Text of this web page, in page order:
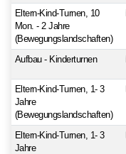
Eltern-Kind-Turnen, 10
Mon. - 2 Jahre
(Bewegungslandschaften)
Aufbau - Kinderturnen
Eltern-Kind-Turnen, 1- 3
Jahre
(Bewegungslandschaften)
Eltern-Kind-Turnen, 1- 3
Jahre